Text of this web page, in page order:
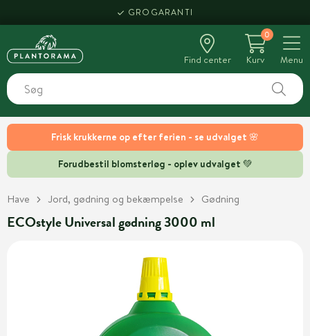
Frisk krukkerne op efter ferien - se udvalget 🌸
Forudbestil blomsterløg - oplev udvalget 💚
GROGARANTI
Find center
0
Kurv
Menu
Have Jord, gødning og bekæmpelse Gødning
ECOstyle Universal gødning 3000 ml